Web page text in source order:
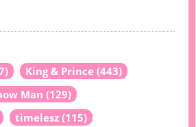
King & Prince (443)
Man (129)
timelesz (115)